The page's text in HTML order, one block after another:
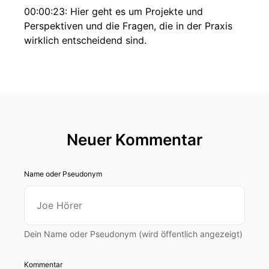
00:00:23: Hier geht es um Projekte und
Perspektiven und die Fragen, die in der Praxis
wirklich entscheidend sind.
Pferdekoppeln, könnte dieser Campus nicht
00:00:44: Hier in Kuchel habe ich Dr.
00:00:45: Alexander Petutschnik getroffen –
Holztechnologie- und Holzbau.
00:00:52: Er dann die fünfjährige Ausbildung an
Neuer Kommentar
Name oder Pseudonym
Dein Name oder Pseudonym (wird öffentlich angezeigt)
Kommentar